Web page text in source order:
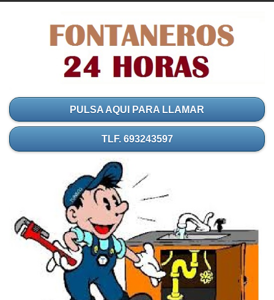
PULSA AQUI PARA LLAMAR
TLF. 693243597